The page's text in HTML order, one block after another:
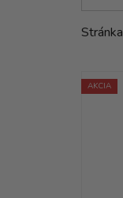
Stránka
o
d
kAKCIA